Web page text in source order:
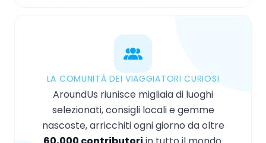
LA COMUNITÀ DEI VIAGGIATORI CURIOSI
AroundUs riunisce migliaia di luoghi
selezionati, consigli locali e gemme
nascoste, arricchiti ogni giorno da oltre